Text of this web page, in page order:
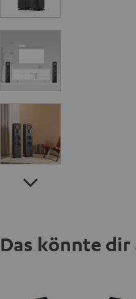
Das könnte